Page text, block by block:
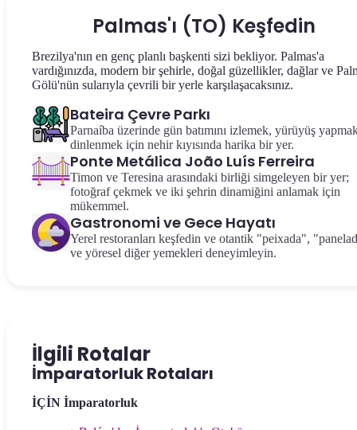
Palmas'ı (TO) Keşfedin
Brezilya'nın en genç planlı başkenti sizi bekliyor. Palmas'a
vardığınızda, modern bir şehirle, doğal güzellikler, dağlar ve
Gölü'nün sularıyla çevrili bir yerle karşılaşacaksınız.
Bateira Çevre Parkı
Parnaíba üzerinde gün batımını izlemek, yürüyüş
dinlenmek için nehir kıyısında harika bir yer.
Ponte Metálica João Luís Ferreira
Timon ve Teresina arasındaki birliği simgeleyen bir yer;
fotoğraf çekmek ve iki şehrin dinamiğini anlamak için
mükemmel.
Gastronomi ve Gece Hayatı
Yerel restoranları keşfedin ve otantik "peixada",
ve yöresel diğer yemekleri deneyimleyin.
İlgili Rotalar
İmparatorluk Rotaları
İÇİN İmparatorluk